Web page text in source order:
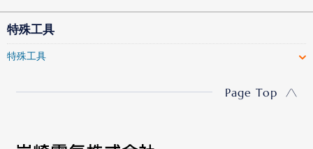
特殊工具
特殊工具
Page Top